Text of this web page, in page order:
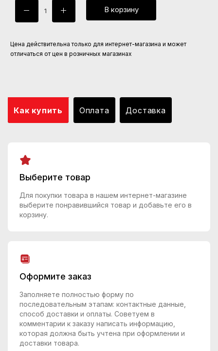
В корзину
Цена действительна только для интернет-магазина и может
отличаться от цен в розничных магазинах
Как купить Оплата Доставка
Выберите товар
Для покупки товара в нашем интернет-магазине
выберите понравившийся товар и добавьте его в
корзину.
Оформите заказ
Заполняете полностью форму по
последовательным этапам: контактные данные,
способ доставки и оплаты. Советуем в
комментарии к заказу написать информацию,
которая должна быть учтена при оформлении и
доставки товара.